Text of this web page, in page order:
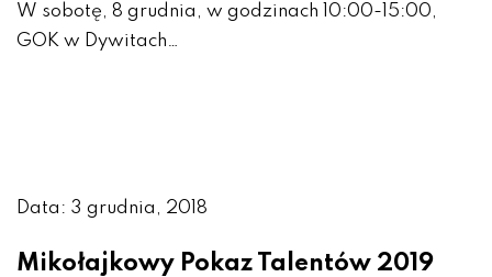
W sobotę, 8 grudnia, w godzinach 10:00-15:00,
GOK w Dywitach…
Data: 3 grudnia, 2018
Mikołajkowy Pokaz Talentów 2019